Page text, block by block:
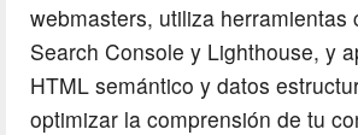
webmasters, utiliza herramientas
Search Console y Lighthouse, y
HTML semántico y datos
optimizar la comprensión de tu